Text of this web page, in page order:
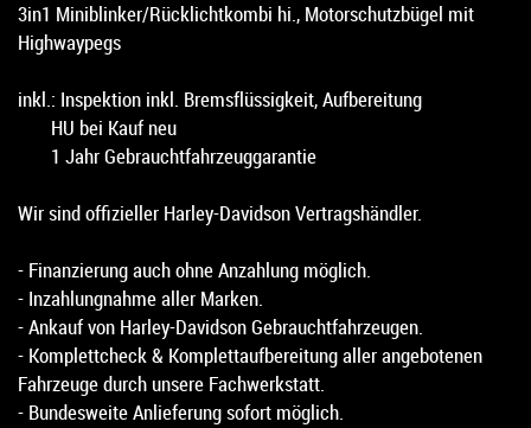
3in1 Miniblinker/Rücklichtkombi hi., Motorschutzbügel mit
Highwaypegs
inkl.: Inspektion inkl. Bremsflüssigkeit, Aufbereitung
HU bei Kauf neu
1 Jahr Gebrauchtfahrzeuggarantie
Wir sind offizieller Harley-Davidson Vertragshändler.
- Finanzierung auch ohne Anzahlung möglich.
- Inzahlungnahme aller Marken.
- Ankauf von Harley-Davidson Gebrauchtfahrzeugen.
- Komplettcheck & Komplettaufbereitung aller angebotenen
Fahrzeuge durch unsere Fachwerkstatt.
- Bundesweite Anlieferung sofort möglich.